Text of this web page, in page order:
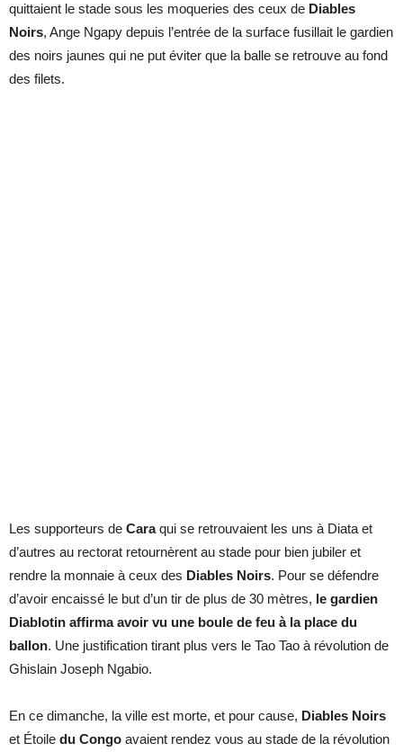
quittaient le stade sous les moqueries des ceux de Diables
Noirs, Ange Ngapy depuis l’entrée de la surface fusillait le gardien
des noirs jaunes qui ne put éviter que la balle se retrouve au fond
des filets.
Les supporteurs de Caraqui se retrouvaient les uns à Diata et
d’autres au rectorat retournèrent au stade pour bien jubiler et
rendre la monnaie à ceux des Diables Noirs. Pour se défendre
d’avoir encaissé le but d’un tir de plus de 30 mètres, le gardien
Diablotin affirma avoir vu une boule de feu à la place du
ballon. Une justification tirant plus vers le Tao Tao à révolution de
Ghislain Joseph Ngabio.
En ce dimanche, la ville est morte, et pour cause, Diables Noirs
et Étoile du Congo avaient rendez vous au stade de la révolution